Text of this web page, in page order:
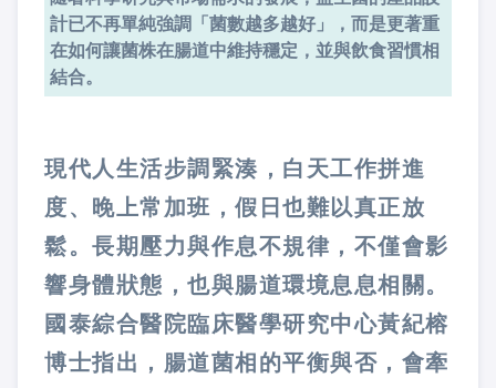
計已不再單純強調「菌數越多越好」，而是更著重
在如何讓菌株在腸道中維持穩定，並與飲食習慣相
結合。
現代人生活步調緊湊，白天工作拼進
度、晚上常加班，假日也難以真正放
鬆。長期壓力與作息不規律，不僅會影
響身體狀態，也與腸道環境息息相關。
國泰綜合醫院臨床醫學研究中心黃紀榕
博士指出，腸道菌相的平衡與否，會牽